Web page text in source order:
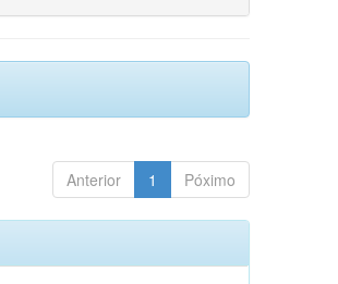
Anterior 1 Póximo